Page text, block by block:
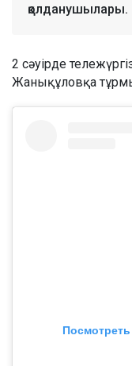
қолданушылары.
2 сәуірде
Жанықұловқа